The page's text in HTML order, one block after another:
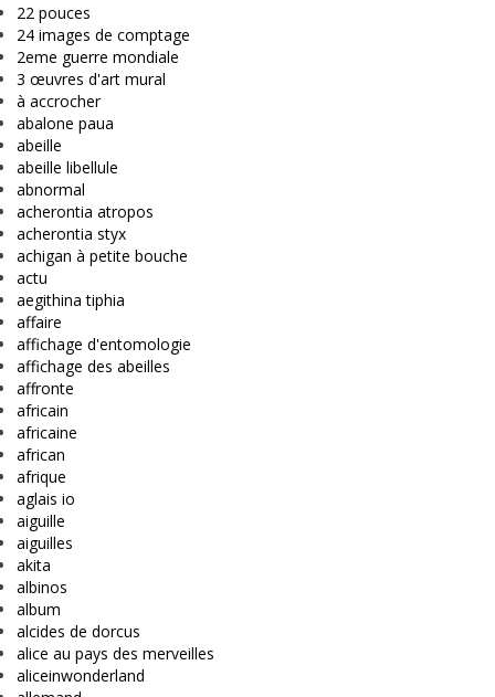
22 pouces
24 images de comptage
2eme guerre mondiale
3 œuvres d'art mural
à accrocher
abalone paua
abeille
abeille libellule
abnormal
acherontia atropos
acherontia styx
achigan à petite bouche
actu
aegithina tiphia
affaire
affichage d'entomologie
affichage des abeilles
affronte
africain
africaine
african
afrique
aglais io
aiguille
aiguilles
akita
albinos
album
alcides de dorcus
alice au pays des merveilles
aliceinwonderland